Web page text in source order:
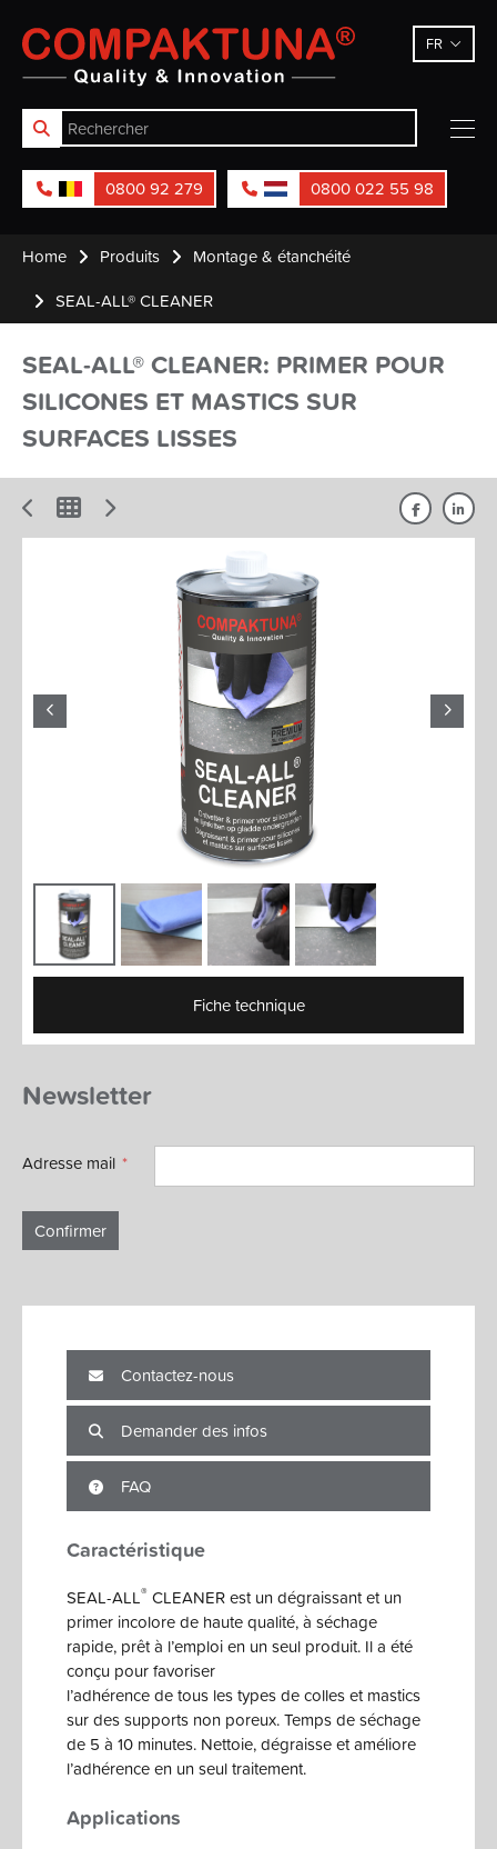
Compaktuna FR
0800 92 279 0800 022 55 98
Home Produits
Montage & étanchéité
SEAL-ALL® CLEANER
SEAL-ALL® CLEANER: PRIMER POUR
SILICONES ET MASTICS SUR
SURFACES LISSES
Fiche technique
Newsletter
Adresse mail
Confirmer
Caractéristique
SEAL-ALL® CLEANER est un dégraissant et un
primer incolore de haute qualité, à séchage
rapide, prêt à l’emploi en un seul produit. Il a été
conçu pour favoriser
l’adhérence de tous les types de colles et mastics
sur des supports non poreux. Temps de séchage
de 5 à 10 minutes. Nettoie, dégraisse et améliore
l’adhérence en un seul traitement.
Applications
Contactez-nous
Demander des infos
FAQ